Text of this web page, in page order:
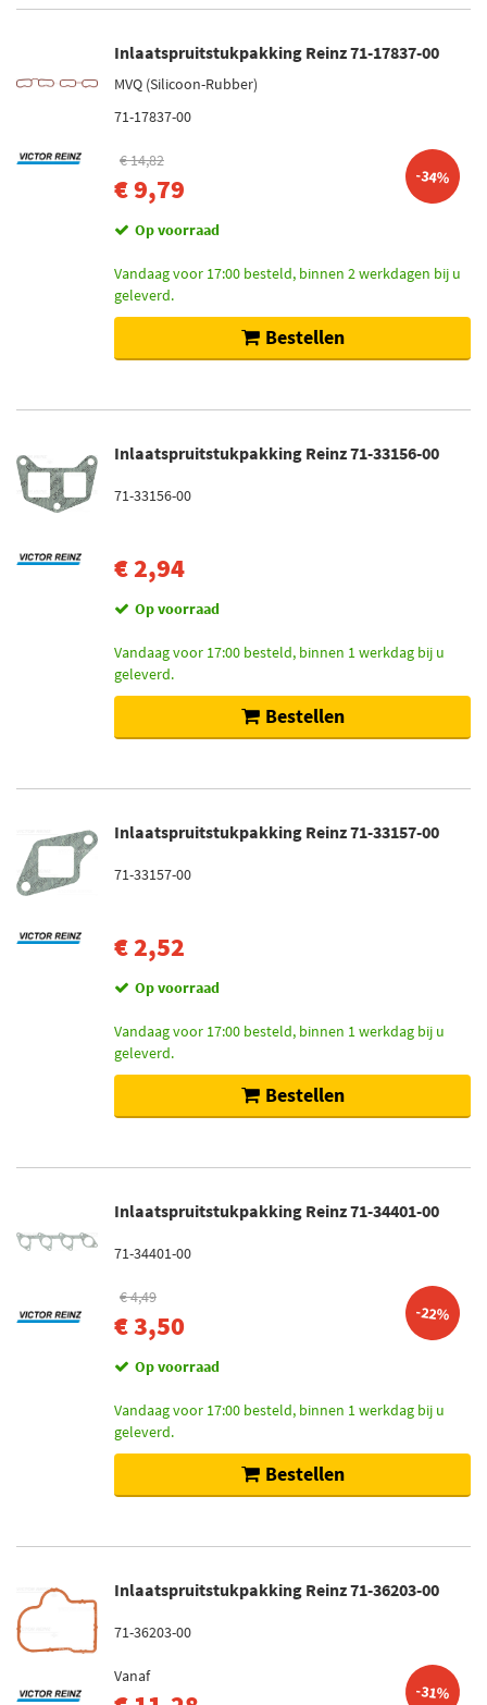
Inlaatspruitstukpakking Reinz 71-17837-00
MVQ (Silicoon-Rubber)
71-17837-00
€ 14,82
€ 9,79 -34%
Op voorraad
Vandaag voor 17:00 besteld, binnen 2 werkdagen bij u
geleverd.
Bestellen
Inlaatspruitstukpakking Reinz 71-33156-00
71-33156-00
€ 2,94
Op voorraad
Vandaag voor 17:00 besteld, binnen 1 werkdag bij u
geleverd.
Bestellen
Inlaatspruitstukpakking Reinz 71-33157-00
71-33157-00
€ 2,52
Op voorraad
Vandaag voor 17:00 besteld, binnen 1 werkdag bij u
geleverd.
Bestellen
Inlaatspruitstukpakking Reinz 71-34401-00
71-34401-00
€ 4,49
€ 3,50 -22%
Op voorraad
Vandaag voor 17:00 besteld, binnen 1 werkdag bij u
geleverd.
Bestellen
Inlaatspruitstukpakking Reinz 71-36203-00
71-36203-00
Vanaf
-31%